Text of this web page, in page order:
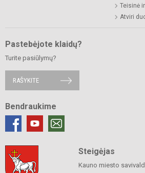
Teisinė
Atviri
Pastebėjote klaidų?
Turite pasiūlymų?
RAŠYKITE
Bendraukime
Steigėjas
Kauno miesto